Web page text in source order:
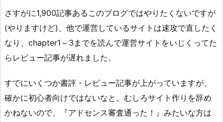
さすがに1,900記事あるこのブログではやりたくないですが
(やりますけど)、他で運営しているサイトは速攻で直したく
なり、chapter1～3までを読んで運営サイトをいじくってた
らレビュー記事が遅れました。
すでにいくつか書評・レビュー記事が上がっていますが、
確かに初心者向けではないなと。むしろサイト作りを辞め
かねないので、『アドセンス審査通った！』みたいな方は